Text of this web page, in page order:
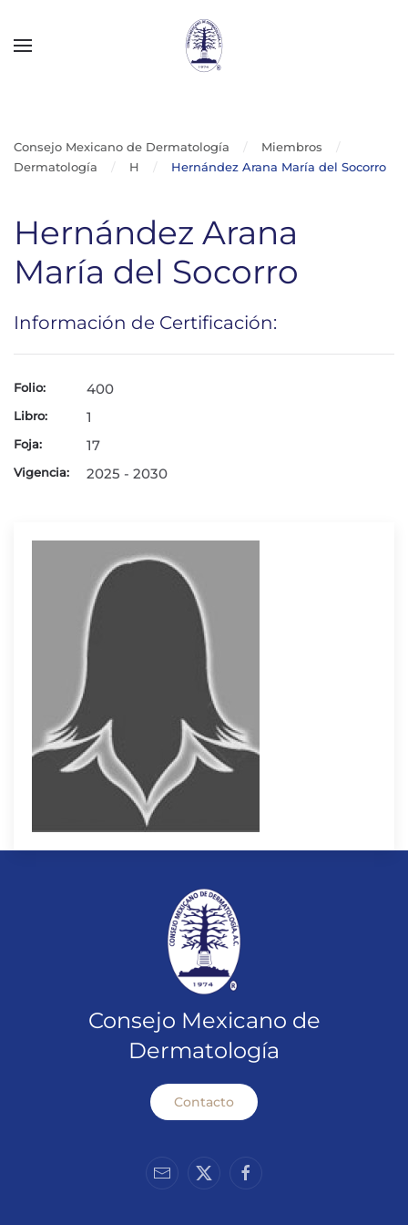
Consejo Mexicano de Dermatología
Miembros
Dermatología
H Hernández Arana María del Socorro
Hernández Arana
María del Socorro
Información de Certificación:
Folio: 400
Libro: 1
Foja: 17
Vigencia: 2025 - 2030
Consejo Mexicano de
Dermatología
Contacto